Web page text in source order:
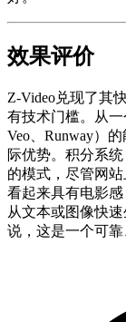
效果评价
Z-Video兑现了其
有技术门槛。从一
Veo、Runway）
际优势。积分系
的模式，尽管网
看起来具有电影
从文本或图像快
说，这是一个可靠